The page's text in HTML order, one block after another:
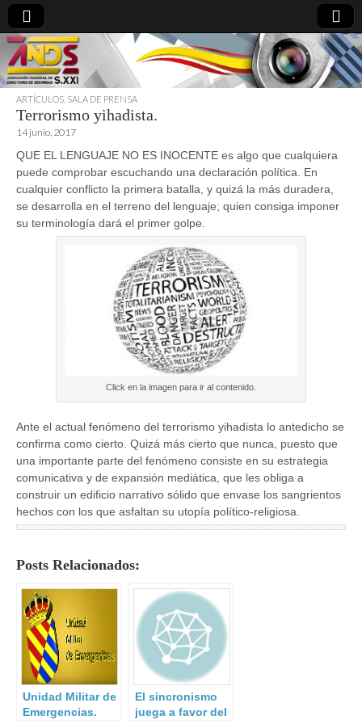
directoresdeseguridad.es
ARTÍCULOS SALA DE PRENSA
Terrorismo yihadista.
14 junio, 2017
QUE EL LENGUAJE NO ES INOCENTE es algo que cualquiera
puede comprobar escuchando una declaración política. En
cualquier conflicto la primera batalla, y quizá la más duradera,
se desarrolla en el terreno del lenguaje; quien consiga imponer
su terminología dará el primer golpe.
Click en la imagen para ir al contenido.
Ante el actual fenómeno del terrorismo yihadista lo antedicho se
confirma como cierto. Quizá más cierto que nunca, puesto que
una importante parte del fenómeno consiste en su estrategia
comunicativa y de expansión mediática, que les obliga a
construir un edificio narrativo sólido que envase los sangrientos
hechos con los que asfaltan su utopía político-religiosa.
Posts Relacionados:
Unidad Militar de
Emergencias.
El sincronismo
juega a favor del